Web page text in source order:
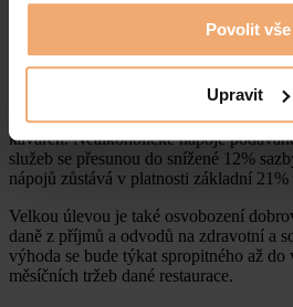
Povolit vše
Upravit
Změny v DPH a
gastronomii
Zákon přináší i vítané změny pro
kaváren. Nealkoholické nápoje
služeb se přesunou do snížené 12%
nápojů zůstává v platnosti základní 21%
Velkou úlevou je také osvobození
daně z příjmů a odvodů na zdravotní a
výhoda se bude týkat spropitného až
měsíčních tržeb dané restaurace.